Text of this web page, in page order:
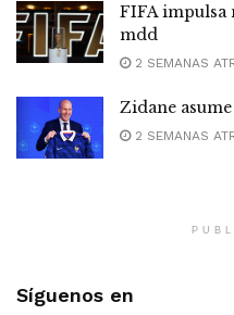
FIFA impulsa
mdd
2 SEMANAS
Zidane
2 SEMANAS
Síguenos en